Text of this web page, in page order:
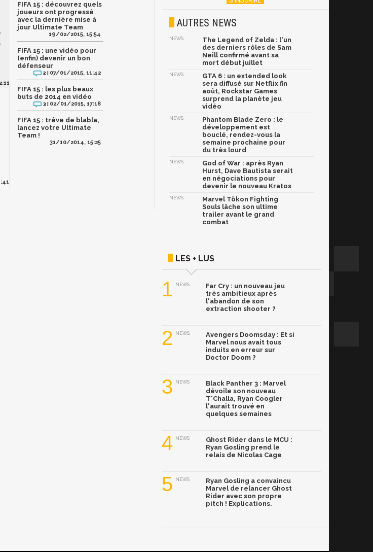
FIFA 15 : découvrez quels
joueurs ont progressé
avec la dernière mise à
jour Ultimate Team
19/02/2015, 15:54
FIFA 15 : une vidéo pour
(enfin) devenir un bon
défenseur
2 | 07/01/2015, 11:42
FIFA 15 : les plus beaux
buts de 2014 en vidéo
3 | 02/01/2015, 17:18
FIFA 15 : trêve de blabla,
lancez votre Ultimate
Team !
31/10/2014, 15:25
AUTRES NEWS
NEWS
The Legend of Zelda : l'un
des derniers rôles de Sam
Neill confirmé avant sa
mort début juillet
NEWS
GTA 6 : un extended look
sera diffusé sur Netflix fin
août, Rockstar Games
surprend la planète jeu
vidéo
NEWS
Phantom Blade Zero : le
développement est
bouclé, rendez-vous la
semaine prochaine pour
du très lourd
NEWS
God of War : après Ryan
Hurst, Dave Bautista serait
en négociations pour
devenir le nouveau Kratos
NEWS
Marvel Tōkon Fighting
Souls lâche son ultime
trailer avant le grand
combat
LES + LUS
1 NEWS
Far Cry : un nouveau jeu
très ambitieux après
l'abandon de son
extraction shooter ?
2 NEWS
Avengers Doomsday : Et si
Marvel nous avait tous
induits en erreur sur
Doctor Doom ?
3 NEWS
Black Panther 3 : Marvel
dévoile son nouveau
T'Challa, Ryan Coogler
l'aurait trouvé en
quelques semaines
4 NEWS
Ghost Rider dans le MCU :
Ryan Gosling prend le
relais de Nicolas Cage
5 NEWS
Ryan Gosling a convaincu
Marvel de relancer Ghost
Rider avec son propre
pitch ! Explications.